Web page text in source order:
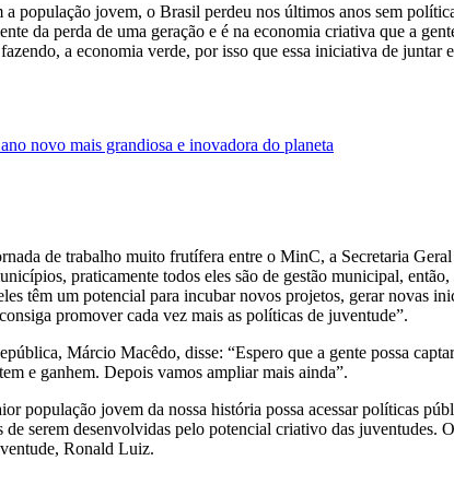
população jovem, o Brasil perdeu nos últimos anos sem
da perda de uma geração e é na economia criativa que a
a economia verde, por isso que essa iniciativa de juntar
novo mais grandiosa e inovadora do planeta
de trabalho muito frutífera entre o MinC, a Secretaria
praticamente todos eles são de gestão municipal,
têm um potencial para incubar novos projetos, gerar novas
promover cada vez mais as políticas de juventude”.
Márcio Macêdo, disse: “Espero que a gente possa
e ganhem. Depois vamos ampliar mais ainda”.
população jovem da nossa história possa acessar políticas
serem desenvolvidas pelo potencial criativo das juventudes.
Ronald Luiz.